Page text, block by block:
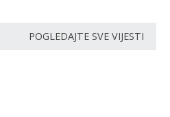
POGLEDAJTE SVE VIJESTI